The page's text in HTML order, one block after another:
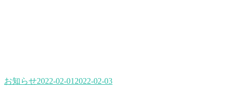
お知らせ2022-02-01 2022-02-03